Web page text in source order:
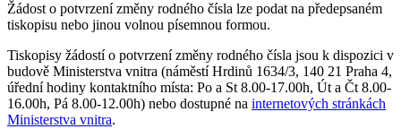
Žádost o potvrzení změny rodného čísla lze podat na předepsaném
tiskopisu nebo jinou volnou písemnou formou.
Tiskopisy žádostí o potvrzení změny rodného čísla jsou k dispozici v
budově Ministerstva vnitra (náměstí Hrdinů 1634/3, 140 21 Praha 4,
úřední hodiny kontaktního místa: Po a St 8.00-17.00h, Út a Čt 8.00-
16.00h, Pá 8.00-12.00h) nebo dostupné na internetových stránkách
Ministerstva vnitra.